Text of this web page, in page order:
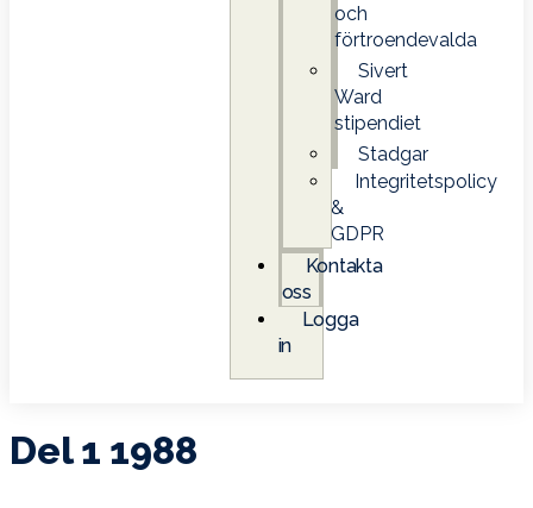
och
förtroendevalda
Sivert
Ward
stipendiet
Stadgar
Integritetspolicy
&
GDPR
Kontakta
oss
Logga
in
Del 1 1988